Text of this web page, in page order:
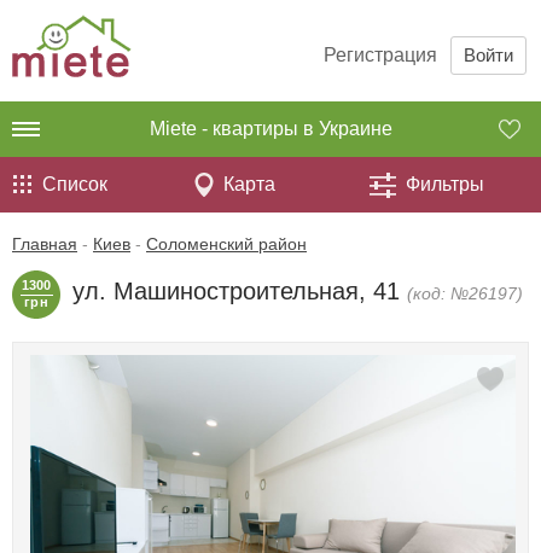
Регистрация Войти
Miete - квартиры в Украине
Список Карта Фильтры
Главная - Киев - Соломенский район
1300
грн
ул. Машиностроительная, 41 (код: №26197)